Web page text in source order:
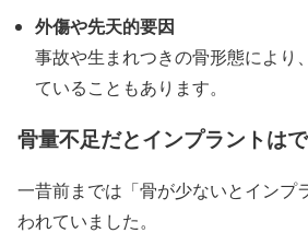
外傷や先天的要因
事故や生まれつきの骨形態により
ていることもあります。
骨量不足だとインプラントは
一昔前までは「骨が少ないとインプ
われていました。